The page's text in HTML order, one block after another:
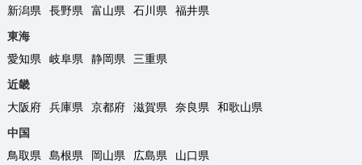
新潟県
長野県 富山県 石川県
福井県
東海
愛知県
岐阜県 静岡県
三重県
近畿
大阪府
兵庫県 京都府 滋賀県 奈良県
和歌山県
中国
鳥取県
島根県 岡山県 広島県
山口県